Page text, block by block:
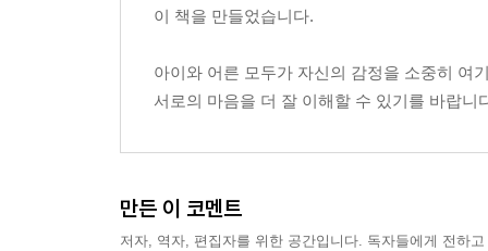
이 책을 만들었습니다.
아이와 어른 모두가 자신의 감정을 소중히 여
서로의 마음을 더 잘 이해할 수 있기를 바랍니
만든 이 코멘트
저자, 역자, 편집자를 위한 공간입니다. 독자들에게 전하